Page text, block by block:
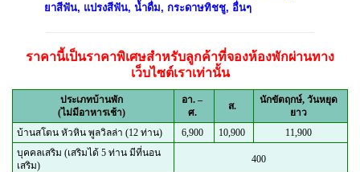
ยาสีฟัน, แปรงสีฟัน, น้ำดื่ม, กระดาษทิชชู, อื่นๆ
ราคานี้เป็นราคาพิเศษสำหรับลูกค้าที่จองห้องพักผ่านทาง
เว็บไซต์เราเท่านั้น
ประเภทบ้านพัก
(ไม่มีอาหารเช้า)
อา. –
ศ.
ส.
นักขัตฤกษ์, วันหยุด
ยาว
บ้านสโตน หัวหิน พูลวิลล่า (12 ท่าน)
6,900 10,900
11,900
บุคคลเสริม (เสริมได้ 5 ท่าน มีที่นอน
เสริม)
400